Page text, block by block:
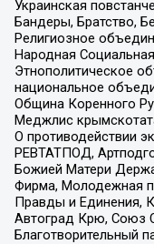
Украинская
Бандеры, Братство,
Религиозное
Народная
Этнополитическое
национальное
Община Коренного
Меджлис
О противодействии
РЕВТАТПОД,
Божией Матери
Фирма, Молодежная
Правды и Единения,
Автоград Крю, Союз
Благотворительный